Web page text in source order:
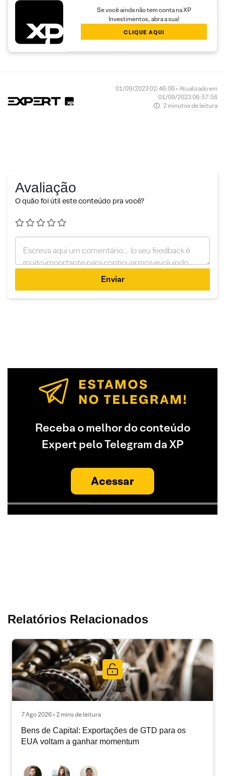
Se você ainda não tem conta na XP
Investimentos, abra a sua!
CLIQUE AQUI
01/09/2023 02:46:06 • Atualizado em
01/09/2023 06:57:56
2 minutos de leitura
Avaliação
O quão foi útil este conteúdo pra você?
Enviar
Receba o melhor do conteúdo
Expert pelo Telegram da XP
Acessar
Relatórios Relacionados
7 Ago 2026 • 2 mins de leitura
Bens de Capital: Exportações de GTD para os
EUA voltam a ganhar momentum